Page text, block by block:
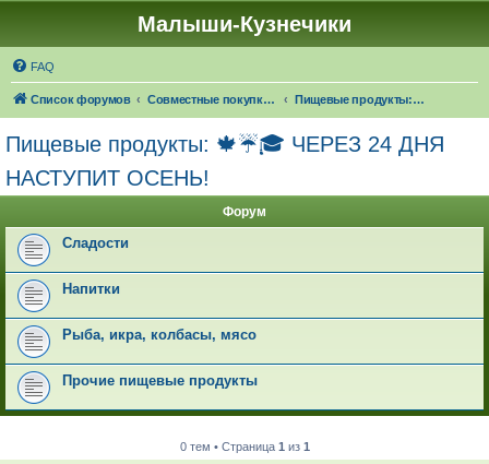
Малыши-Кузнечики
FAQ
Список форумов Совместные покупки "Малыши-Кузнечики" Пищевые продукты: 🍁☔🎓 ЧЕРЕЗ 24 ДНЯ НАСТУПИТ ОСЕНЬ!
Пищевые продукты: 🍁☔🎓 ЧЕРЕЗ 24 ДНЯ
НАСТУПИТ ОСЕНЬ!
Форум
Сладости
Напитки
Рыба, икра, колбасы, мясо
Прочие пищевые продукты
0 тем • Страница 1 из 1